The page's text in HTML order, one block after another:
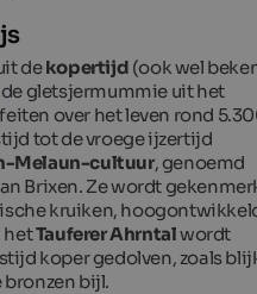
dekopertijd (ook wel
de gletsjermummie uit het
over het leven rond
tot de vroege ijzertijd
Melaun-cultuur, genoemd
Brixen. Ze wordt
kruiken,
hetTauferer Ahrntalwordt
koper gedolven, zoals
bronzen bijl.